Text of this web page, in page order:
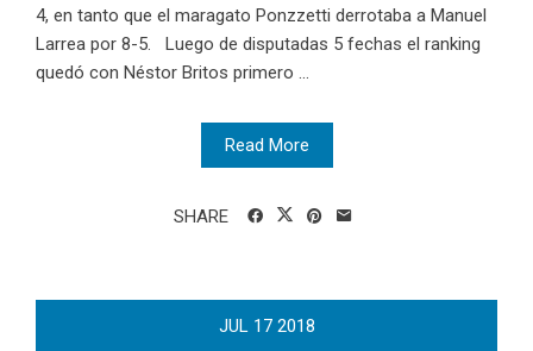
4, en tanto que el maragato Ponzzetti derrotaba a Manuel
Larrea por 8-5. Luego de disputadas 5 fechas el ranking
quedó con Néstor Britos primero ...
Read More
SHARE
JUL 17 2018